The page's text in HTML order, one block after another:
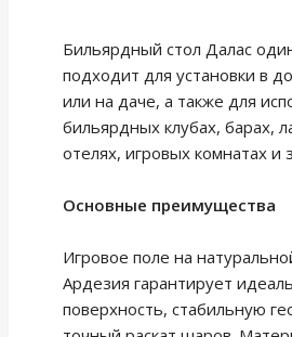
Бильярдный стол Далас
подходит для установки в
или на даче, а также для
бильярдных клубах, барах,
отелях, игровых комнатах и
Основные преимущества
Игровое поле на
Ардезия гарантирует
поверхность, стабильную